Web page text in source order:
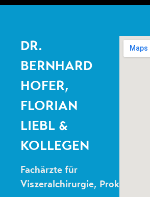
DR.
BERNHARD
HOFER,
FLORIAN
LIEBL &
KOLLEGEN
Fachärzte für
Viszeralchirurgie, Proktologie